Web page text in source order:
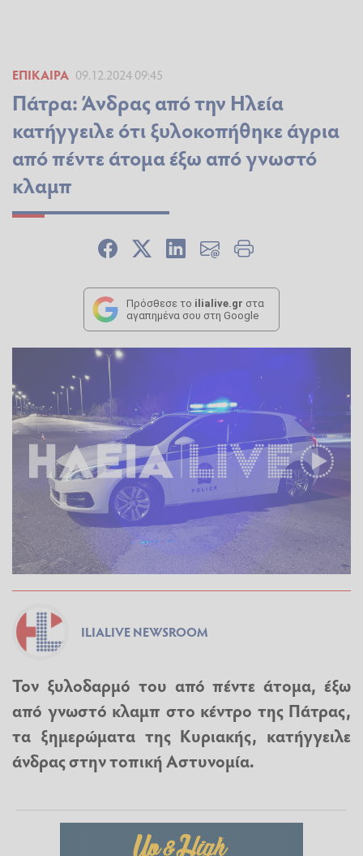
ΕΠΊΚΑΙΡΑ 09.12.2024 09:45
Πάτρα: Άνδρας από την Ηλεία
κατήγγειλε ότι ξυλοκοπήθηκε άγρια
από πέντε άτομα έξω από γνωστό
κλαμπ
Πρόσθεσε το ilialive.gr στα
αγαπημένα σου στη Google
ILIALIVE NEWSROOM
Τον ξυλοδαρμό του από πέντε άτομα, έξω
από γνωστό κλαμπ στο κέντρο της Πάτρας,
τα ξημερώματα της Κυριακής, κατήγγειλε
άνδρας στην τοπική Αστυνομία.